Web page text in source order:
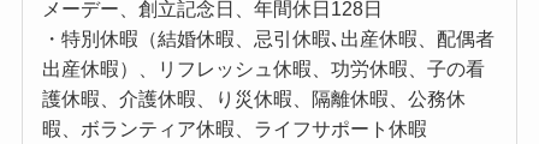
メーデー、創立記念日、年間休日128日
・特別休暇（結婚休暇、忌引休暇､出産休暇、配偶者
出産休暇）、リフレッシュ休暇、功労休暇、子の看
護休暇、介護休暇、り災休暇、隔離休暇、公務休
暇、ボランティア休暇、ライフサポート休暇